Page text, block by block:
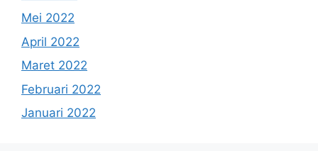
Mei 2022
April 2022
Maret 2022
Februari 2022
Januari 2022